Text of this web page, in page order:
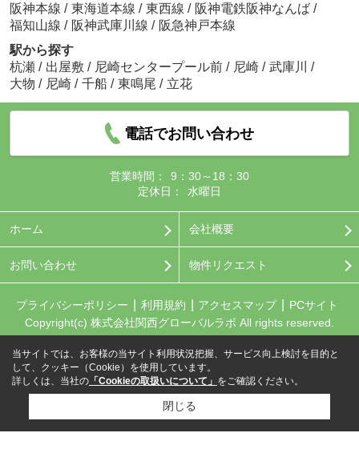
阪神本線 / 東海道本線 / 東西線 / 阪神電鉄阪神なんば /
福知山線 / 阪神武庫川線 / 阪急神戸本線
駅から探す
杭瀬 / 出屋敷 / 尼崎センタープール前 / 尼崎 / 武庫川
/
大物 / 尼崎 / 千船 / 東鳴尾 / 立花
電話でお問い合わせ
営業時間：
9：30～18：30
定休日：
水曜日
ホーム 会社概要
お問い合わせ 物件リクエスト
プライバシーポリシー 利用規約 アクセスマップ
PCサイト
Copyright(c) 株式会社関西グローバルラボ All rights reserved.
当サイトでは、お客様の当サイト利用状況把握、サービス向上検討を目的と
して、クッキー（Cookie）を使用しています。
詳しくは、当社の 「Cookieの取扱いについて」 をご確認ください。
閉じる